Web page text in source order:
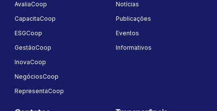
AvaliaCoop
CapacitaCoop
ESGCoop
GestãoCoop
InovaCoop
NegóciosCoop
RepresentaCoop
Notícias
Publicações
Eventos
Informativos